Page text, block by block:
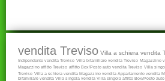
vendita Treviso Villa a schiera vendita
Indipendente vendita Treviso Villa bifamiliare vendita Treviso Magazzino
Magazzino affitto Treviso affitto Box/Posto auto vendita Treviso Villa
Treviso Villa a schiera vendita Magazzino vendita Appartamento vendita
bifamiliare vendita Villa singola vendita Villa singola affitto Box/Posto